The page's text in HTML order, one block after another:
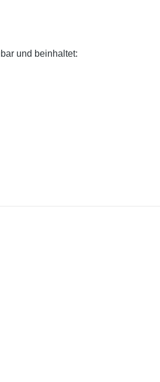
und beinhaltet: